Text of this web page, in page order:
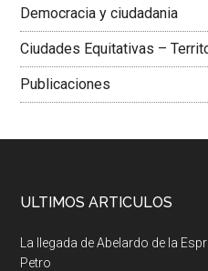
Democracia y ciudadania
Ciudades Equitativas –
Publicaciones
ULTIMOS ARTICULOS
La llegada de Abelardo de la
Petro